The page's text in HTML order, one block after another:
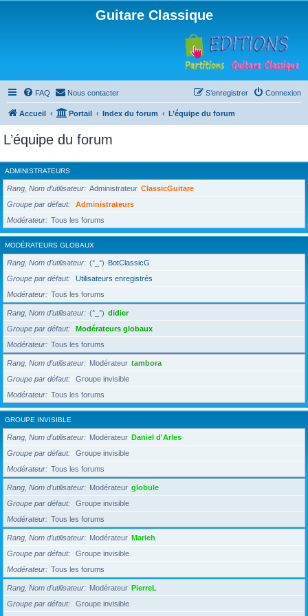
Guitare Classique
FAQ Nous contacter Connexion
S’enregistrer
Accueil Portail Index du forum L’équipe du forum
L’équipe du forum
ADMINISTRATEURS
Rang, Nom d’utilisateur Administrateur ClassicGuitare
Groupe par défaut
Administrateurs
Modérateur
Tous les forums
MODÉRATEURS GLOBAUX
Rang, Nom d’utilisateur (°_°) BotClassicG
Groupe par défaut
Utilisateurs enregistrés
Modérateur
Tous les forums
Rang, Nom d’utilisateur (°_°) didier
Groupe par défaut
Modérateurs globaux
Modérateur
Tous les forums
Rang, Nom d’utilisateur Modérateur tambora
Groupe par défaut
Groupe invisible
Modérateur
Tous les forums
GROUPE INVISIBLE
Rang, Nom d’utilisateur Modérateur Daniel d'Arles
Groupe par défaut
Groupe invisible
Modérateur
Tous les forums
Rang, Nom d’utilisateur Modérateur globule
Groupe par défaut
Groupe invisible
Modérateur
Tous les forums
Rang, Nom d’utilisateur Modérateur Marieh
Groupe par défaut
Groupe invisible
Modérateur
Tous les forums
Rang, Nom d’utilisateur Modérateur PierreL
Groupe par défaut
Groupe invisible